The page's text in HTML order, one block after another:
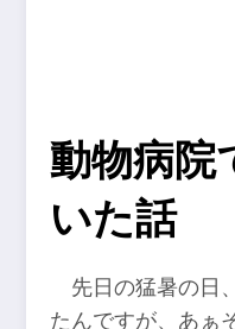
動物病院
いた話
先日の猛暑の日
たんですが、あぁ